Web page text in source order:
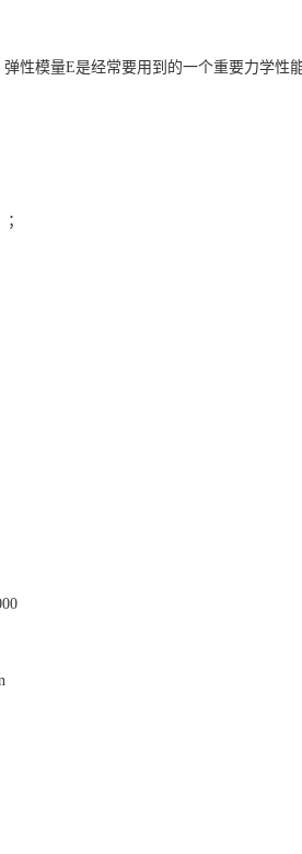
性模量E是经常要用到的一个重要力学性